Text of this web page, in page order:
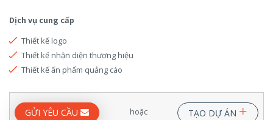
Dịch vụ cung cấp
Thiết kế logo
Thiết kế nhận diện thương hiệu
Thiết kế ấn phẩm quảng cáo
GỬI YÊU CẦU hoặc TẠO DỰ ÁN +